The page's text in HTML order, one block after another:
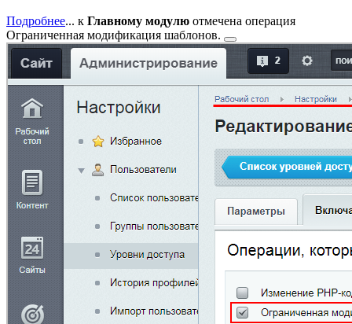
Подробнее... к Главному модулю отмечена операция
Ограниченная модификация шаблонов.